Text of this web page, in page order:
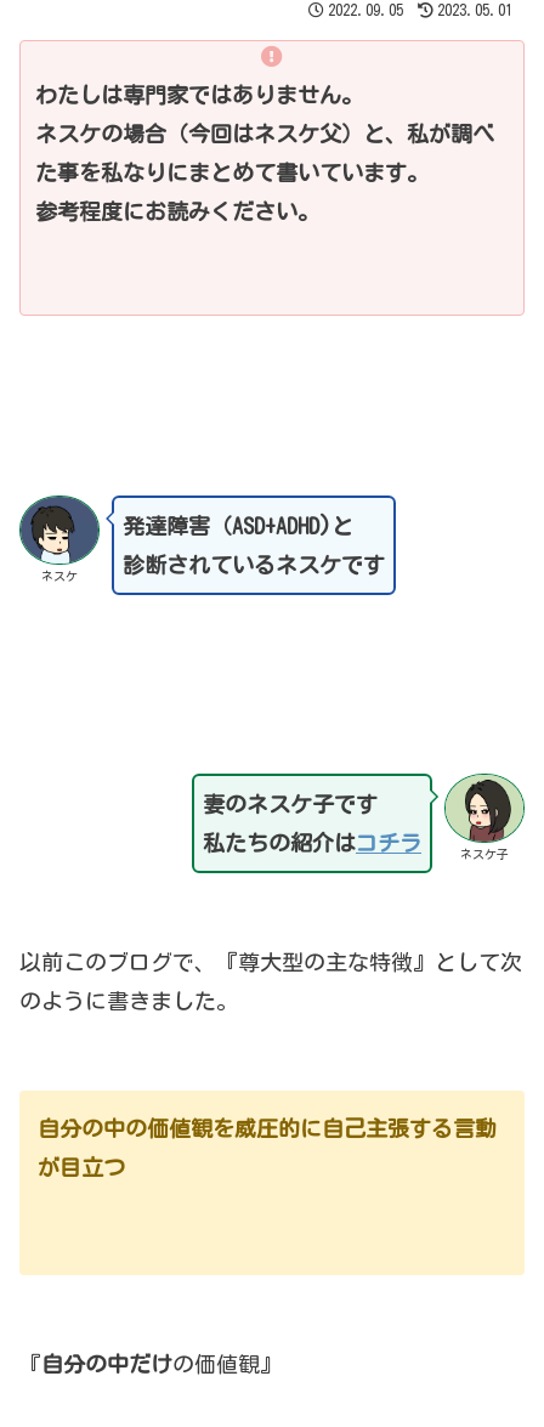
2022.09.05 2023.05.01
わたしは専門家ではありません。
ネスケの場合（今回はネスケ父）と、私が調べ
た事を私なりにまとめて書いています。
参考程度にお読みください。
ネスケ
発達障害（ASD+ADHD)と
診断されているネスケです
ネスケ子
妻のネスケ子です
私たちの紹介はコチラ
以前このブログで、『尊大型の主な特徴』として次
のように書きました。
自分の中の価値観を威圧的に自己主張する言動
が目立つ
『自分の中だけの価値観』